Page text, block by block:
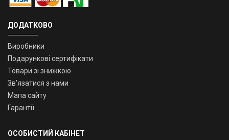
ДОДАТКОВО
Виробники
Подарункові сертифікати
Товари зі знижкою
Зв’язатися з нами
Мапа сайту
Гарантії
ОСОБИСТИЙ КАБІНЕТ